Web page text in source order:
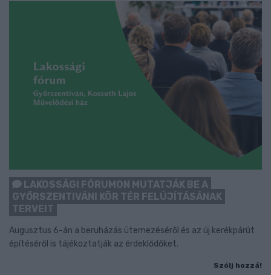
LAKOSSÁGI FÓRUMON MUTATJÁK BE A
GYŐRSZENTIVÁNI KÖR TÉR FELÚJÍTÁSÁNAK
TERVEIT
Augusztus 6-án a beruházás ütemezéséről és az új kerékpárút
építéséről is tájékoztatják az érdeklődőket.
Szólj hozzá!